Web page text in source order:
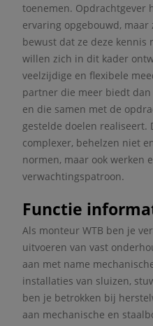
toenemen. Opdrachtgever
ervaring opgebouwd,
bewust dat ze deze kennis
willen zich in dit kader
veelzijdige en flexibele
partner die meer biedt
en die samen met de
gestelde doelen realiseert.
complexer, behelzen niet
normen, maar ook werken
verwachtingspatroon.
Functie
Als monteur WTB ben je
uitvoeren van vast
aan met name
installaties van sluizen,
ben je betrokken bij
aan mechanische en